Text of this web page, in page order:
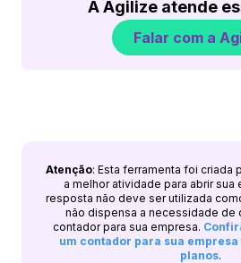
A Agilize atende
Falar com a
Atenção: Esta ferramenta foi criada
a melhor atividade para abrir sua
resposta não deve ser utilizada
não dispensa a necessidade de
contador para sua empresa.
um contador para sua empresa
planos.